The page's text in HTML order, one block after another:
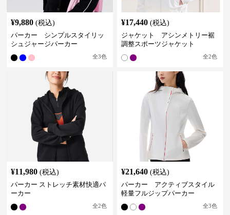
¥9,880 (税込)
パーカー シンプルスタイリッ
シュジャージパーカー
全3色
¥17,440 (税込)
ジャケット アシンメトリー裾
調整スポーツジャケット
全2色
¥11,980 (税込)
パーカー ストレッチ素材快適パ
ーカー
全2色
¥21,640 (税込)
パーカー アクティブスタイル
軽量フルジップパーカー
全3色